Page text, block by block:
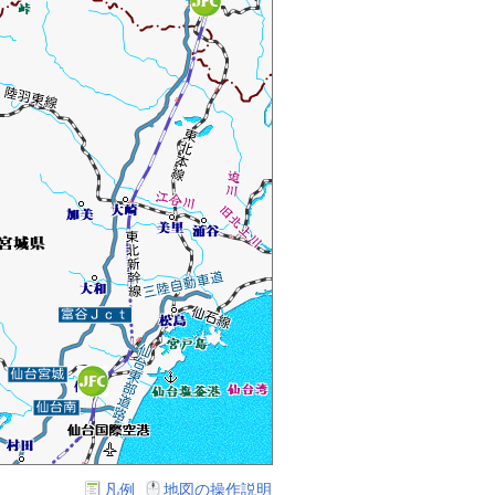
凡例 地図の操作説明